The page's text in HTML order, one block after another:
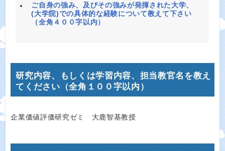
ご自身の強み、及びその強みが発揮された大学、
(大学院)での具体的な経験について教えて下さい
（全角４００字以内）
研究内容、もしくは学習内容、担当教官名を教え
てください（全角１００字以内）
企業価値評価研究ゼミ 大鹿智基教授